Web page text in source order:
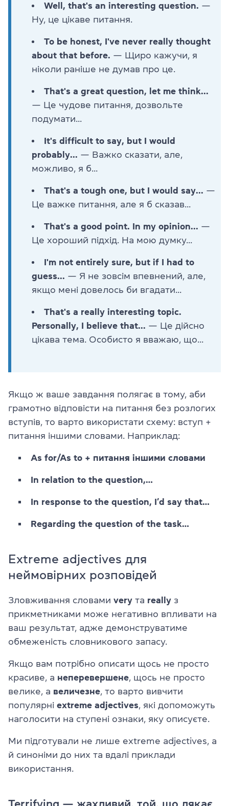
Well, that's an interesting question. —
Ну, це цікаве питання.
To be honest, I've never really thought
about that before. — Щиро кажучи, я
ніколи раніше не думав про це.
That's a great question, let me think...
— Це чудове питання, дозвольте
подумати...
It's difficult to say, but I would
probably... — Важко сказати, але,
можливо, я б...
That's a tough one, but I would say... —
Це важке питання, але я б сказав...
That's a good point. In my opinion... —
Це хороший підхід. На мою думку...
I'm not entirely sure, but if I had to
guess... — Я не зовсім впевнений, але,
якщо мені довелось би вгадати...
That's a really interesting topic.
Personally, I believe that... — Це дійсно
цікава тема. Особисто я вважаю, що...
Якщо ж ваше завдання полягає в тому, аби
грамотно відповісти на питання без розлогих
вступів, то варто використати схему: вступ +
питання іншими словами. Наприклад:
As for/As to + питання іншими словами
In relation to the question,…
In response to the question, I’d say that…
Regarding the question of the task…
Extreme adjectives для
неймовірних розповідей
Зловживання словами very та really з
прикметниками може негативно впливати на
ваш результат, адже демонструватиме
обмеженість словникового запасу.
Якщо вам потрібно описати щось не просто
красиве, а неперевершене, щось не просто
велике, а величезне, то варто вивчити
популярні extreme adjectives, які допоможуть
наголосити на ступені ознаки, яку описуєте.
Ми підготували не лише extreme adjectives, а
й синоніми до них та вдалі приклади
використання.
Terrifying — жахливий, той, що лякає